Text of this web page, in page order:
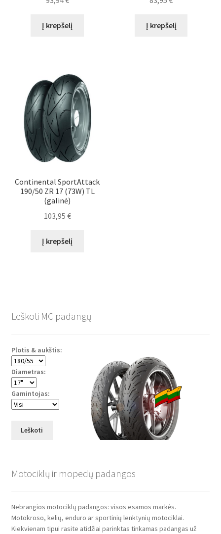
Į krepšelį Į krepšelį
Continental SportAttack
190/50 ZR 17 (73W) TL
(galinė)
103,95 €
Į krepšelį
Leškoti MC padangų
Plotis & aukštis:
Diametras:
Gamintojas:
Leškoti
Motociklų ir mopedų padangos
Nebrangios motociklų padangos: visos esamos markės.
Motokroso, kelių, enduro ar sportinių lenktynių motociklai.
Kiekvienam tipui rasite atidžiai parinktas tinkamas padangas už